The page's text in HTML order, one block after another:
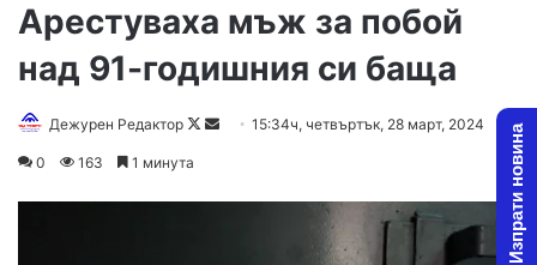
Арестуваха мъж за побой
над 91-годишния си баща
Дежурен Редактор
Follow
Send15:34ч, четвъртък, 28 март, 2024
0 163 1 минута Изпрати новина